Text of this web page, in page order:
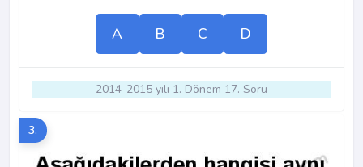
A B C D
2014-2015 yılı 1. Dönem 17. Soru
3.